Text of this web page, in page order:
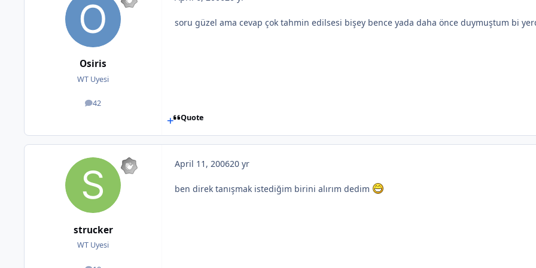
Osiris
WT Uyesi
42
posts
soru güzel ama cevap çok tahmin edilsesi bişey bence yada daha önce duymuştum bi
Quote
strucker
WT Uyesi
April 11, 200620 yr
ben direk tanışmak istediğim birini alırım dedim